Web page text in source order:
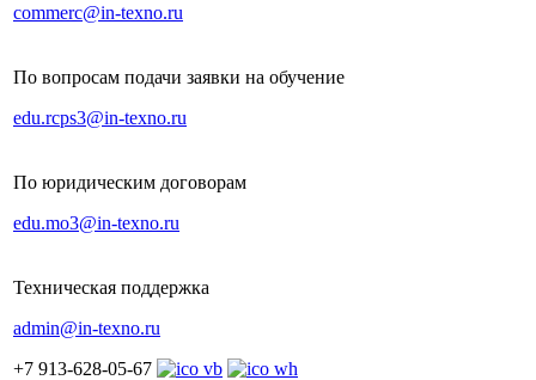
commerc@in-texno.ru
По вопросам подачи заявки на обучение
edu.rcps3@in-texno.ru
По юридическим договорам
edu.mo3@in-texno.ru
Техническая поддержка
admin@in-texno.ru
+7 913-628-05-67